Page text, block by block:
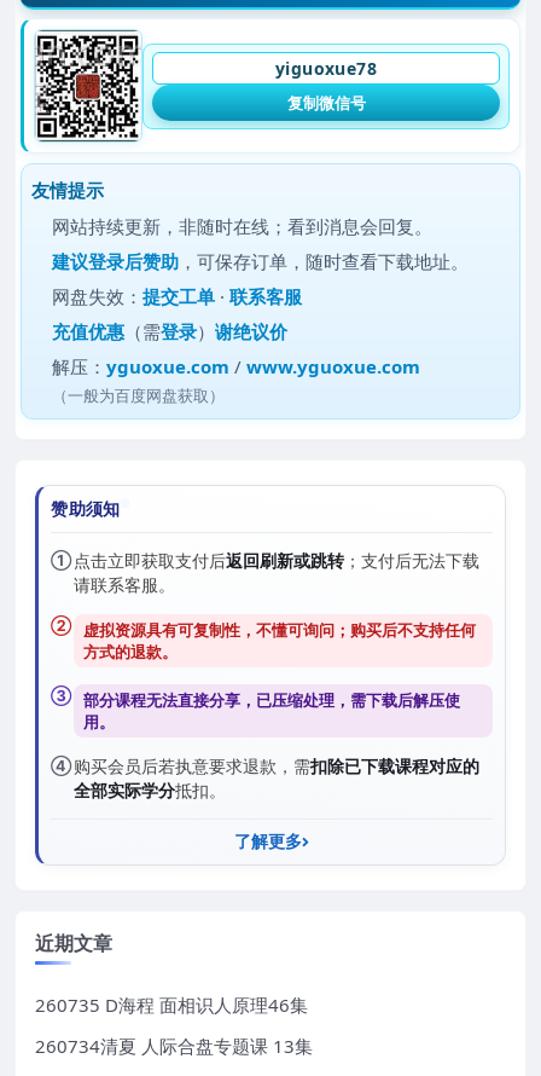
yiguoxue78
复制微信号
友情提示
网站持续更新，非随时在线；看到消息会回复。
建议登录后赞助 ，可保存订单，随时查看下载地址。
网盘失效：提交工单 ·联系客服
充值优惠 （需登录）谢绝议价
解压：yguoxue.com /www.yguoxue.com
（一般为百度网盘获取）
赞助须知
①点击立即获取支付后返回刷新或跳转；支付后无法下载
请联系客服。
② 虚拟资源具有可复制性，不懂可询问；购买后不支持任何
方式的退款。
③ 部分课程无法直接分享，已压缩处理，需下载后解压使
用。
④购买会员后若执意要求退款，需扣除已下载课程对应的
全部实际学分抵扣。
了解更多
近期文章
260735 D海程 面相识人原理46集
260734清夏 人际合盘专题课 13集